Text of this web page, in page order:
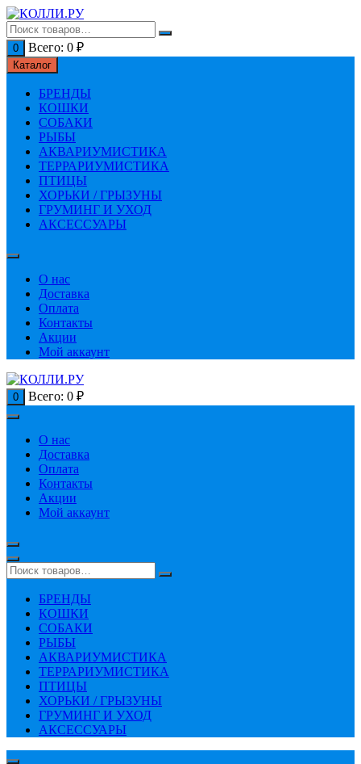
Перейти
к
содержимому
0 Всего: 0 ₽
Каталог
БРЕНДЫ
КОШКИ
СОБАКИ
РЫБЫ
АКВАРИУМИСТИКА
ТЕРРАРИУМИСТИКА
ПТИЦЫ
ХОРЬКИ / ГРЫЗУНЫ
ГРУМИНГ И УХОД
АКСЕССУАРЫ
О нас
Доставка
Оплата
Контакты
Акции
Мой аккаунт
0 Всего: 0 ₽
О нас
Доставка
Оплата
Контакты
Акции
Мой аккаунт
БРЕНДЫ
КОШКИ
СОБАКИ
РЫБЫ
АКВАРИУМИСТИКА
ТЕРРАРИУМИСТИКА
ПТИЦЫ
ХОРЬКИ / ГРЫЗУНЫ
ГРУМИНГ И УХОД
АКСЕССУАРЫ